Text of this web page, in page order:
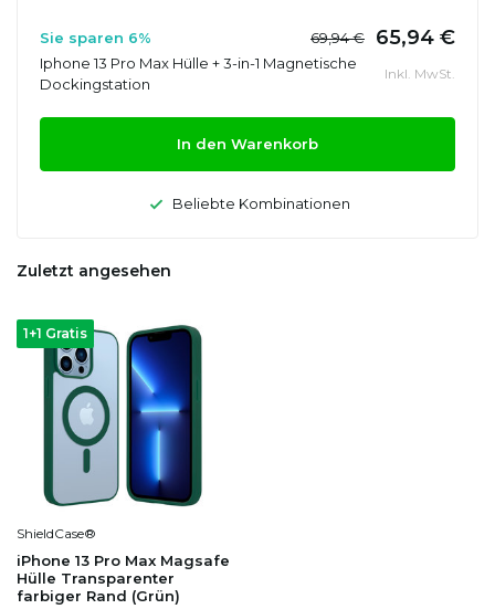
Sie sparen 6% 69,94 € 65,94 €
Iphone 13 Pro Max Hülle + 3-in-1 Magnetische
Dockingstation
Inkl. MwSt.
In den Warenkorb
Beliebte Kombinationen
Zuletzt angesehen
1+1 Gratis
ShieldCase®
iPhone 13 Pro Max Magsafe
Hülle Transparenter
farbiger Rand (Grün)